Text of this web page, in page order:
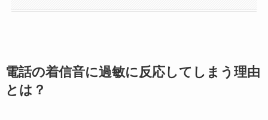
電話の着信音に過敏に反応してしまう理由
とは？